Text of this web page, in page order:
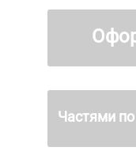
Частями по